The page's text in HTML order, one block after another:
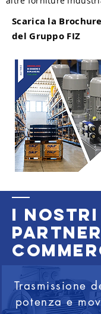
Scarica la Brochure
del Gruppo FIZ
i nostri
PARTNER
Trasmissione
potenza e